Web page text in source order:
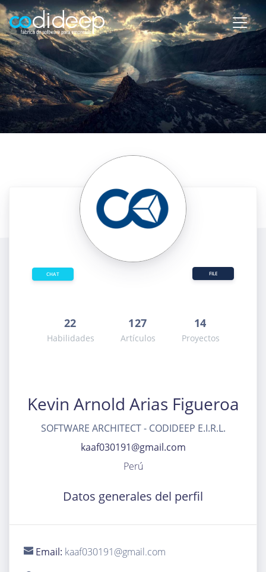
CHAT FILE
22
Habilidades
127
Artículos
14
Proyectos
Kevin Arnold Arias Figueroa
SOFTWARE ARCHITECT - CODIDEEP E.I.R.L.
kaaf030191@gmail.com
Perú
Datos generales del perfil
Email: kaaf030191@gmail.com